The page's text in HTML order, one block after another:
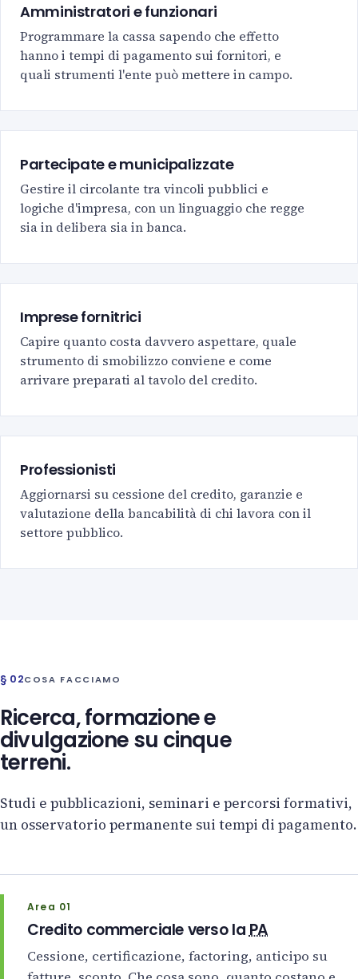
Amministratori e funzionari
Programmare la cassa sapendo che effetto
hanno i tempi di pagamento sui fornitori, e
quali strumenti l'ente può mettere in campo.
Partecipate e municipalizzate
Gestire il circolante tra vincoli pubblici e
logiche d'impresa, con un linguaggio che regge
sia in delibera sia in banca.
Imprese fornitrici
Capire quanto costa davvero aspettare, quale
strumento di smobilizzo conviene e come
arrivare preparati al tavolo del credito.
Professionisti
Aggiornarsi su cessione del credito, garanzie e
valutazione della bancabilità di chi lavora con il
settore pubblico.
§ 02COSA FACCIAMO
Ricerca, formazione e
divulgazione su cinque
terreni.
Studi e pubblicazioni, seminari e percorsi formativi,
un osservatorio permanente sui tempi di pagamento.
Area 01
Credito commerciale verso laPA
Cessione, certificazione, factoring, anticipo su